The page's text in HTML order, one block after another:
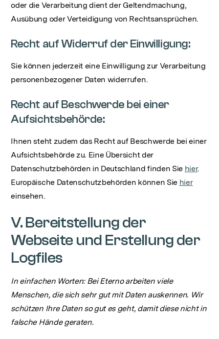
oder die Verarbeitung dient der Geltendmachung,
Ausübung oder Verteidigung von Rechtsansprüchen.
Recht auf Widerruf der Einwilligung:
Sie können jederzeit eine Einwilligung zur Verarbeitung
personenbezogener Daten widerrufen.
Recht auf Beschwerde bei einer
Aufsichtsbehörde:
Ihnen steht zudem das Recht auf Beschwerde bei einer
Aufsichtsbehörde zu. Eine Übersicht der
Datenschutzbehörden in Deutschland finden Sie hier.
Europäische Datenschutzbehörden können Sie hier
einsehen.
V. Bereitstellung der
Webseite und Erstellung der
Logfiles
In einfachen Worten: Bei Eterno arbeiten viele
Menschen, die sich sehr gut mit Daten auskennen. Wir
schützen Ihre Daten so gut es geht, damit diese nicht in
falsche Hände geraten.